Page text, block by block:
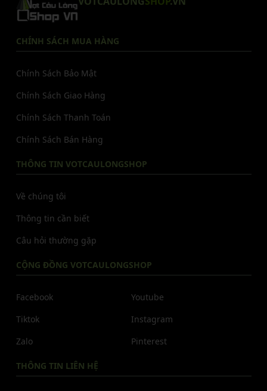
CHÍNH SÁCH MUA HÀNG
Chính Sách Bảo Mật
Chính Sách Giao Hàng
Chính Sách Thanh Toán
Chính Sách Bán Hàng
THÔNG TIN VOTCAULONGSHOP
Về chúng tôi
Thông tin cần biết
Câu hỏi thường gặp
CỘNG ĐỒNG VOTCAULONGSHOP
Facebook
Tiktok
Zalo
Youtube
Instagram
Pinterest
THÔNG TIN LIÊN HỆ